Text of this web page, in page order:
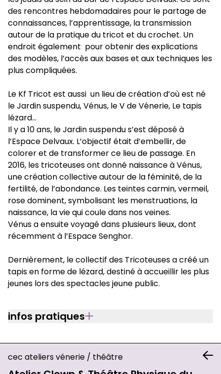
des rencontres hebdomadaires pour le partage de
connaissances, l’apprentissage, la transmission
autour de la pratique du tricot et du crochet. Un
endroit également pour obtenir des explications
des modèles, l’accès aux bases et aux techniques les
plus compliquées.
Le Kf Tricot est aussi un lieu de création d’où est né
le Jardin suspendu, Vénus, le V de Vénerie, Le tapis
lézard…
Il y a 10 ans, le Jardin suspendu s’est déposé à
l’Espace Delvaux. L’objectif était d’embellir, de
colorer et de transformer ce lieu de passage. En
2016, les tricoteuses ont donné naissance à Vénus,
une création collective autour de la féminité, de la
fertilité, de l’abondance. Les teintes carmin, vermeil,
rose dominent, symbolisant les menstruations, la
naissance, la vie qui coule dans nos veines.
Vénus a ensuite voyagé dans plusieurs lieux, dont
récemment à l’Espace Senghor.
Dernièrement, le collectif des Tricoteuses a créé un
tapis en forme de lézard, destiné à accueillir les plus
jeunes lors des spectacles jeune public.
infos pratiques
cec ateliers vénerie / théâtre